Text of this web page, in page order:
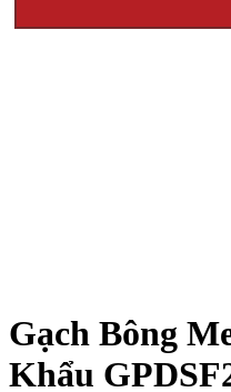
Gạch Bông
Khẩu